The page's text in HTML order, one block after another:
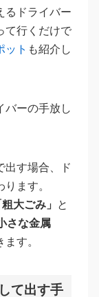
るドライバー
て行くだけで
ット も紹介し
バーの手放し
出す場合、ド
ます。
粗大ごみ」
と
さな金属
す。
て出す手